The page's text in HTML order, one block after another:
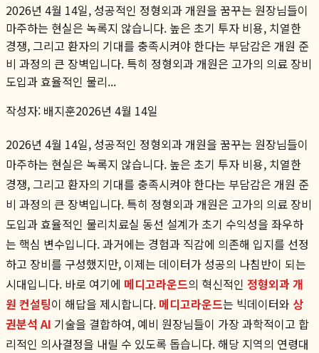
2026년 4월 14일, 성공적인 정형외과 개원을 꿈꾸는 원장님들이
마주하는 현실은 녹록지 않습니다. 높은 초기 투자 비용, 치열한
경쟁, 그리고 환자의 기대를 충족시켜야 한다는 부담감은 개원 준
비 과정의 큰 장벽입니다. 특히 정형외과 개원은 고가의 의료 장비
도입과 효율적인 물리...
작성자: 배지훈2026년 4월 14일
2026년 4월 14일, 성공적인 정형외과 개원을 꿈꾸는 원장님들이
마주하는 현실은 녹록지 않습니다. 높은 초기 투자 비용, 치열한
경쟁, 그리고 환자의 기대를 충족시켜야 한다는 부담감은 개원 준
비 과정의 큰 장벽입니다. 특히 정형외과 개원은 고가의 의료 장비
도입과 효율적인 물리치료실 동선 설계가 초기 수익성을 좌우하
는 핵심 변수입니다. 과거에는 경험과 직감에 의존해 입지를 선정
하고 장비를 구성했지만, 이제는 데이터가 성공의 나침반이 되는
시대입니다. 바로 여기에 메디고라운드의 혁신적인 정형외과 개
원 컨설팅이 해답을 제시합니다. 메디고라운드는 빅데이터와 상
권분석 AI 기술을 결합하여, 예비 원장님들이 가장 과학적이고 합
리적인 의사결정을 내릴 수 있도록 돕습니다. 해당 지역의 연령대